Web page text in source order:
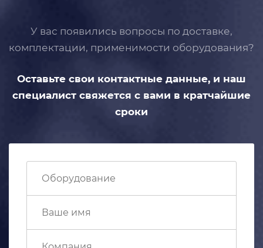
У вас появились вопросы по доставке,
комплектации, применимости оборудования?
Оставьте свои контактные данные, и наш
специалист свяжется с вами в кратчайшие
сроки